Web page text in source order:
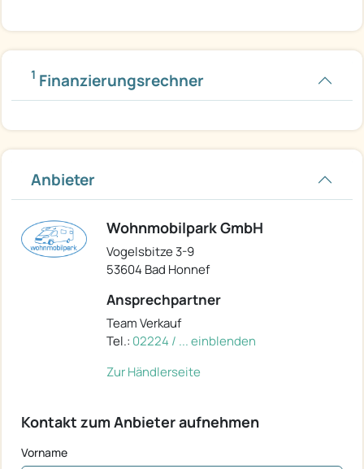
1 Finanzierungsrechner
Anbieter
Wohnmobilpark GmbH
Vogelsbitze 3-9
53604 Bad Honnef
Ansprechpartner
Team Verkauf
Tel.: 02224 / ... einblenden
Zur Händlerseite
Kontakt zum Anbieter aufnehmen
Vorname